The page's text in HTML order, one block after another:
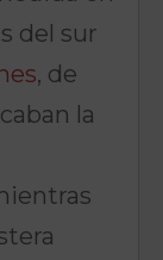
del sur
, de
la